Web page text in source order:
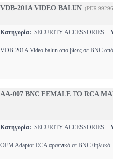
VDB-201A VIDEO BALUN
Κατηγορία: SECURITY ACCESSORIES
VDB-201A Video balun απο βίδες σε BNC
AA-007 BNC FEMALE TO RCA
Κατηγορία: SECURITY ACCESSORIES
OEM Adaptor RCA αρσενικό σε BNC